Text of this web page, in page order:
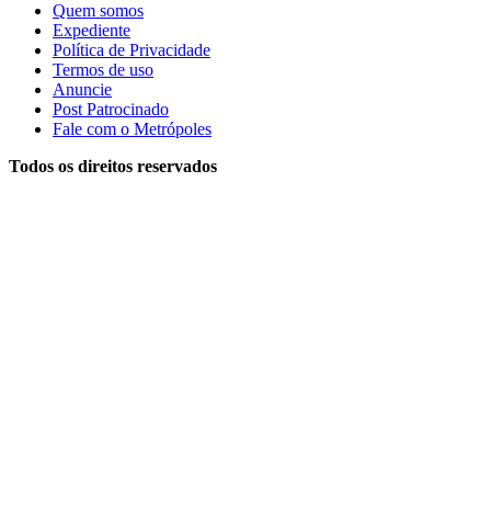
Quem somos
Expediente
Política de Privacidade
Termos de uso
Anuncie
Post Patrocinado
Fale com o Metrópoles
Todos os direitos reservados